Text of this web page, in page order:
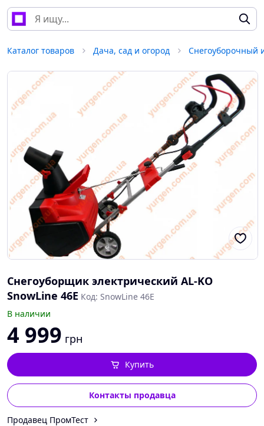
Каталог товаров Дача, сад и огород Снегоуборочный
Снегоуборщик электрический AL-KO
SnowLine 46E Код: SnowLine 46E
В наличии
4 999 грн
Контакты продавца
Купить
Продавец ПромТест